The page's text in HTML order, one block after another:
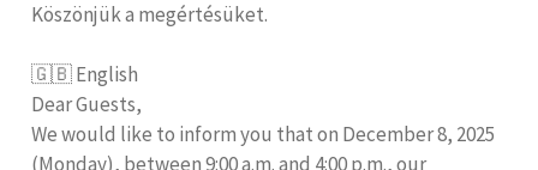
Köszönjük a megértésüket.
🇬🇧 English
Dear Guests,
We would like to inform you that on December 8, 2025
(Monday), between 9:00 a.m. and 4:00 p.m., our